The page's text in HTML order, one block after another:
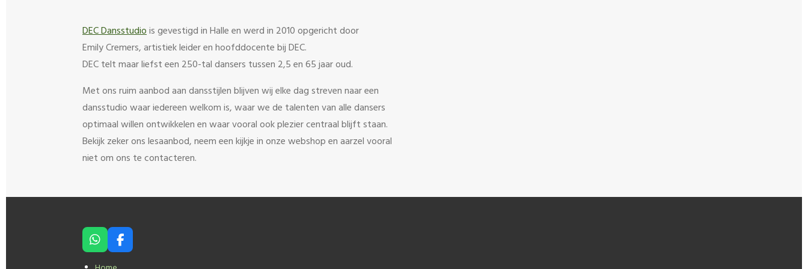
DEC Dansstudiois gevestigd in Halle en werd in 2010 opgericht door
Emily Cremers, artistiek leider en hoofddocente bij DEC.
DEC telt maar liefst een 250-tal dansers tussen 2,5 en 65 jaar oud.
Met ons ruim aanbod aan dansstijlen blijven wij elke dag streven naar een
dansstudio waar iedereen welkom is, waar we de talenten van alle dansers
optimaal willen ontwikkelen en waar vooral ook plezier centraal blijft staan.
Bekijk zeker ons lesaanbod, neem een kijkje in onze webshop en aarzel vooral
niet om ons te contacteren.
W
h
F
a